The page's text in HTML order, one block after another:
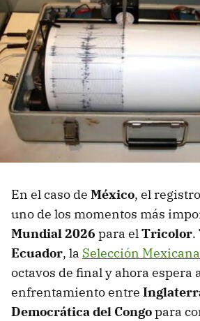
En el caso de México, el
uno de los momentos más
Mundial 2026 para elTricolor.
Ecuador, la Selección Mexicana
octavos de final y ahora espera
enfrentamiento entre
Democrática del Congopara